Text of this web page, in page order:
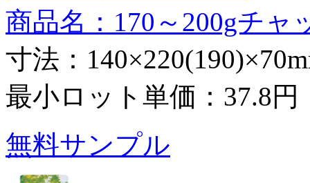
商品名：170～200gチャ
寸法：
最小ロット単価： 37.8円
無料サンプル